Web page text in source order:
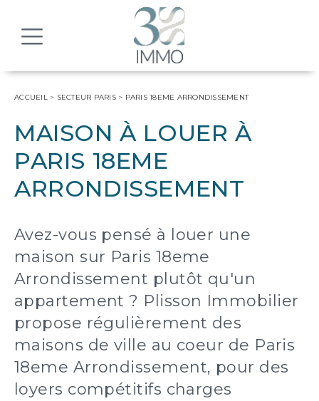
ACCUEIL> SECTEUR PARIS> PARIS 18EME ARRONDISSEMENT
MAISON À LOUER À
PARIS 18EME
ARRONDISSEMENT
Avez-vous pensé à louer une
maison sur Paris 18eme
Arrondissement plutôt qu'un
appartement ? Plisson Immobilier
propose régulièrement des
maisons de ville au coeur de Paris
18eme Arrondissement, pour des
loyers compétitifs charges